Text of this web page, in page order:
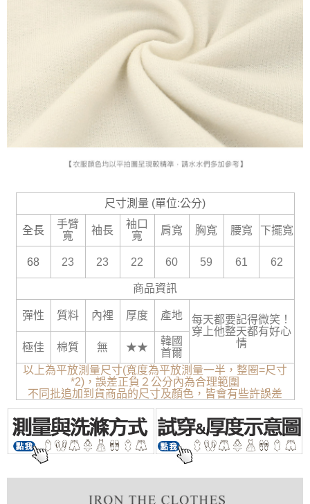
尺寸測量 (單位:公分)
全長
手臂
寬
袖長
袖口
寬
肩寬 胸寬 腰寬 下擺寬
68 23 23 22 60 59 61 62
商品資訊
彈性 質料 內裡 厚度 產地
每天都要記得微笑！
穿上他整天都有好心
情
極佳 棉質 無 ★★
韓國
首爾
以上為平放測量尺寸(寬度為平放測量一半，整圈=尺寸
*2)，誤差正負２公分內為合理範圍
不同批追加到貨商品的尺寸及顏色，皆會有些許誤差